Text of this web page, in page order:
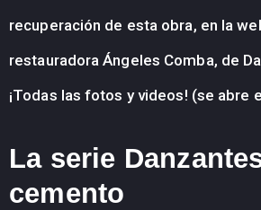
recuperación de esta obra, en la
restauradora Ángeles Comba, de
¡Todas las fotos y videos! (se abre
La serie
cemento